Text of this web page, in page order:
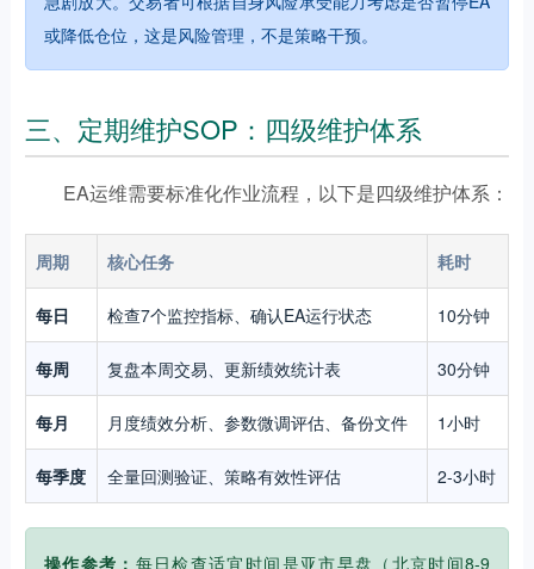
或降低仓位，这是风险管理，不是策略干预。
三、定期维护SOP：四级维护体系
EA运维需要标准化作业流程，以下是四级维护体系：
周期 核心任务 耗时
每日 检查7个监控指标、确认EA运行状态 10分钟
每周 复盘本周交易、更新绩效统计表 30分钟
每月 月度绩效分析、参数微调评估、备份文件 1小时
每季度 全量回测验证、策略有效性评估 2-3小时
操作参考： 每日检查适宜时间是亚市早盘（北京时间8-9